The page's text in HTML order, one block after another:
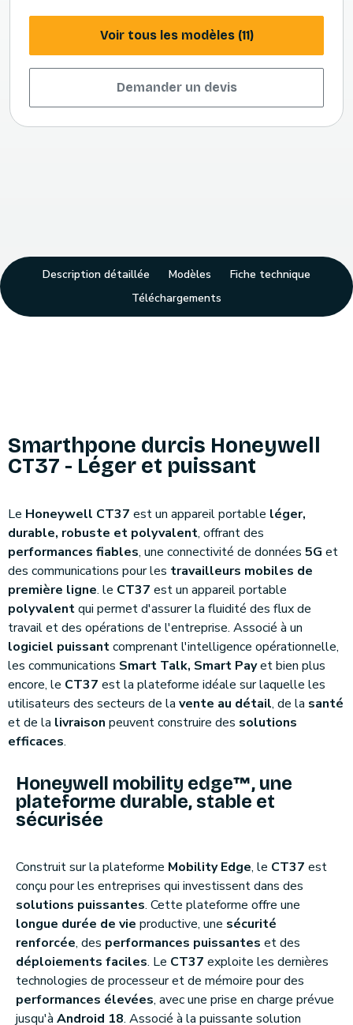
Voir tous les modèles (11)
Demander un devis
Description détaillée Modèles
Fiche technique
Téléchargements
Smarthpone durcis Honeywell
CT37 - Léger et puissant
Le Honeywell CT37 est un appareil portable léger,
durable, robuste et polyvalent, offrant des
performances fiables, une connectivité de données 5G et
des communications pour les travailleurs mobiles de
première ligne. le CT37 est un appareil portable
polyvalentqui permet d'assurer la fluidité des flux de
travail et des opérations de l'entreprise. Associé à un
logiciel puissantcomprenant l'intelligence opérationnelle,
les communications Smart Talk, Smart Payet bien plus
encore, le CT37 est la plateforme idéale sur laquelle les
utilisateurs des secteurs de la vente au détail, de la santé
et de la livraison peuvent construire des solutions
efficaces.
Honeywell mobility edge™, une
plateforme durable, stable et
sécurisée
Construit sur la plateforme Mobility Edge, le CT37 est
conçu pour les entreprises qui investissent dans des
solutions puissantes. Cette plateforme offre une
longue durée de vie productive, une sécurité
renforcée, des performances puissantes et des
déploiements faciles. Le CT37 exploite les dernières
technologies de processeur et de mémoire pour des
performances élevées, avec une prise en charge prévue
jusqu'à Android 18. Associé à la puissante solution